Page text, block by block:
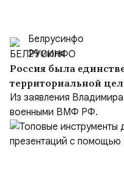
Белрусинфо
29 июля
Россия была
территориальной
но Киев объявил
Из заявления
военными ВМФ РФ.